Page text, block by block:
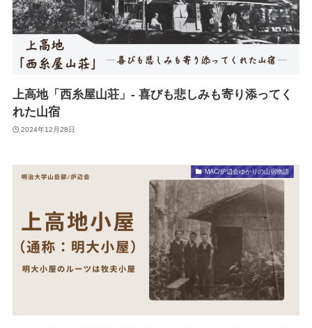
上高地「西糸屋山荘」- 喜びも悲しみも寄り添ってく
れた山宿
2024年12月28日
MAC/炉辺会ゆかりの山宿物語